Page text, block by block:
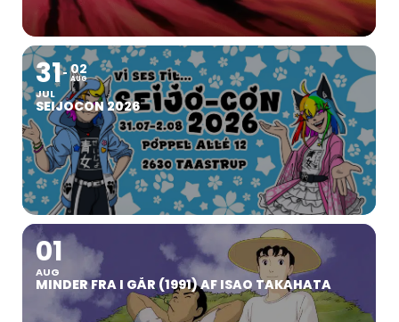
31
JUL
02
AUG
SEIJOCON 2026
01
AUG
MINDER FRA I GÅR (1991) AF ISAO TAKAHATA